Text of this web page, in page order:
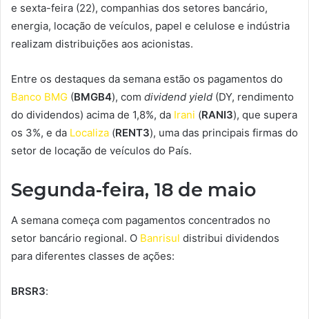
e sexta-feira (22), companhias dos setores bancário,
energia, locação de veículos, papel e celulose e indústria
realizam distribuições aos acionistas.
Entre os destaques da semana estão os pagamentos do
Banco BMG (BMGB4), com dividend yield (DY, rendimento
do dividendos) acima de 1,8%, da Irani (RANI3), que supera
os 3%, e da Localiza (RENT3), uma das principais firmas do
setor de locação de veículos do País.
Segunda-feira, 18 de maio
A semana começa com pagamentos concentrados no
setor bancário regional. O Banrisul distribui dividendos
para diferentes classes de ações:
BRSR3: